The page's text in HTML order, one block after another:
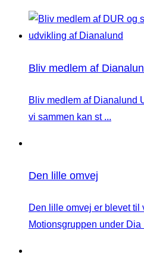
Bliv medlem af
Bliv medlem af Dianalund
vi sammen kan st ...
Den lille omvej
Den lille omvej er blevet til
Motionsgruppen under Dia